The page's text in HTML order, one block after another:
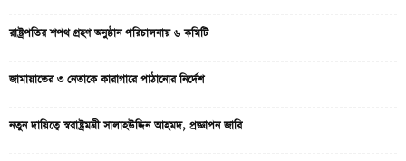
রাষ্ট্রপতির শপথ গ্রহণ অনুষ্ঠান পরিচালনায় ৬ কমিটি
জামায়াতের ৩ নেতাকে কারাগারে পাঠানোর নির্দেশ
নতুন দায়িত্বে স্বরাষ্ট্রমন্ত্রী সালাহউদ্দিন আহমদ, প্রজ্ঞাপন জারি